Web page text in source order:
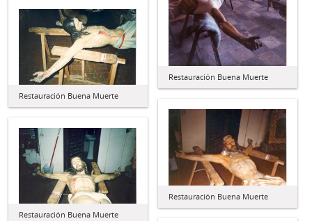
Restauración Buena Muerte
Restauración Buena Muerte
Restauración Buena Muerte
Restauración Buena Muerte